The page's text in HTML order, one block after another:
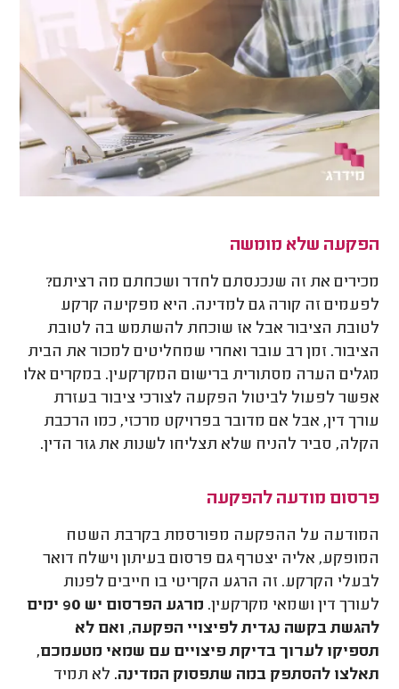
הפקעה שלא מומשה
מכירים את זה שנכנסתם לחדר ושכחתם מה רציתם?
לפעמים זה קורה גם למדינה. היא מפקיעה קרקע
לטובת הציבור אבל אז שוכחת להשתמש בה לטובת
הציבור. זמן רב עובר ואחרי שמחליטים למכור את הבית
מגלים הערה מסתורית ברישום המקרקעין. במקרים אלו
אפשר לפעול לביטול הפקעה לצורכי ציבור בעזרת
עורך דין, אבל אם מדובר בפרויקט מרכזי, כמו הרכבת
הקלה, סביר להניח שלא תצליחו לשנות את גזר הדין.
פרסום מודעה להפקעה
המודעה על ההפקעה מפורסמת בקרבת השטח
המופקע, אליה יצטרף גם פרסום בעיתון וישלח דואר
לבעלי הקרקע. זה הרגע הקריטי בו חייבים לפנות
לעורך דין ושמאי מקרקעין.
מרגע הפרסום יש 90 ימים
להגשת בקשה נגדית לפיצויי הפקעה, ואם לא
תספיקו לערוך בדיקת פיצויים עם שמאי מטעמכם,
תאלצו להסתפק במה שתפסוק המדינה. לא תמיד